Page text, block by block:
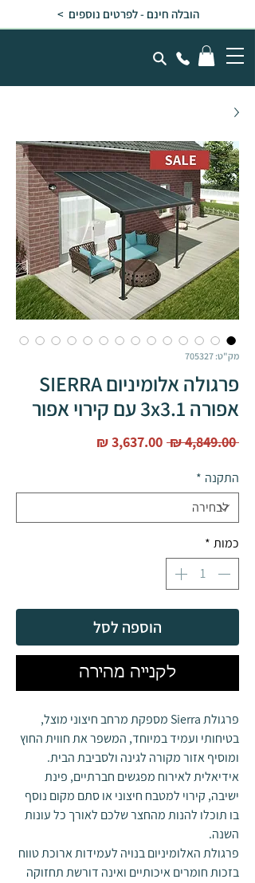
הובלה חינם - לפרטים נוספים >
מק"ט: 705327
פרגולה אלומיניום SIERRA
אפורה 3x3.1 עם קירוי אפור
‏4,849.00 ‏₪
מחיר
התקנה *
כמות *
הוספה לסל
לקנייה מהירה
פרגולת Sierra מספקת מרחב חיצוני מוצל,
בטיחותי ועמיד במיוחד, המשפר את חווית החוץ
ומוסיף אזור מקורה לגינה ולסביבת הבית.
אידיאלית לאירוח מפגשים חברתיים, פינת
ישיבה, קירוי למטבח חיצוני או סתם מקום נוסף
בו תוכלו להנות מהחצר שלכם לאורך כל עונות
השנה.
פרגולת האלומיניום בנויה לעמידות ארוכת טווח
בזכות חומרים איכותיים ואינה דורשת תחזוקה